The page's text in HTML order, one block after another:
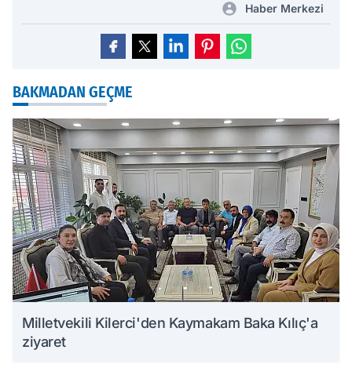
Haber Merkezi
BAKMADAN GEÇME
Milletvekili Kilerci'den Kaymakam Baka Kılıç'a
ziyaret